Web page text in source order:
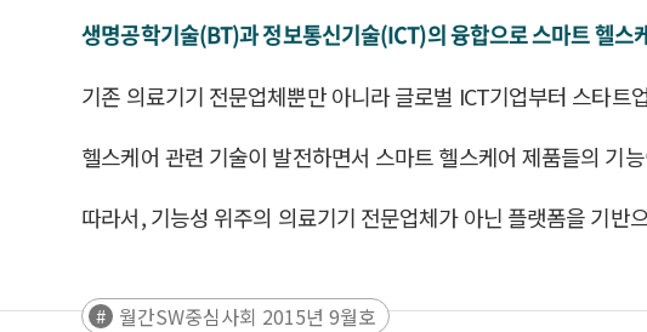
생명공학기술(BT)과 정보통신기술(ICT)의 융합으로 스마트 헬스
기존 의료기기 전문업체뿐만 아니라 글로벌 ICT기업부터 스타
헬스케어 관련 기술이 발전하면서 스마트 헬스케어 제품들의 기
따라서, 기능성 위주의 의료기기 전문업체가 아닌 플랫폼을 기
월간SW중심사회 2015년 9월호